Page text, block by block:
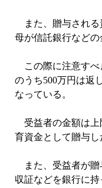
また、贈与される
母が信託銀行などの
この際に注意すべ
のうち500万円は返
なっている。
受益者の金額は上
育資金として贈与し
また、受益者が贈
収証などを銀行に